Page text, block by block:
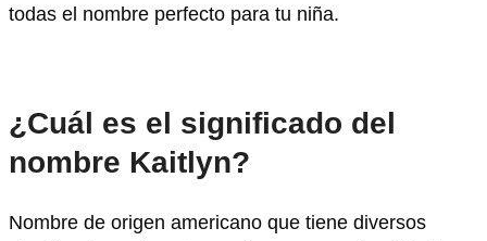
todas el nombre perfecto para tu niña.
¿Cuál es el significado del
nombre Kaitlyn?
Nombre de origen americano que tiene diversos